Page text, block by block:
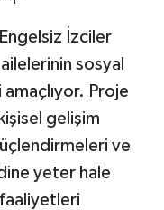
İzciler
sosyal
amaçlıyor. Proje
gelişim
ve
yeter hale